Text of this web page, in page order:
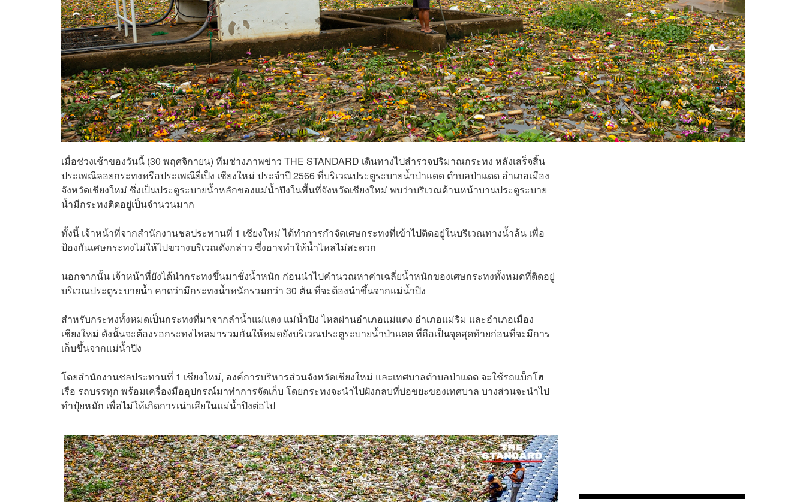
เมื่อช่วงเช้าของวันนี้ (30 พฤศจิกายน) ทีมช่างภาพข่าว THE STANDARD เดินทางไปสำรวจปริมาณกระทง หลังเสร็จสิ้น
ประเพณีลอยกระทงหรือประเพณียี่เป็ง เชียงใหม่ ประจำปี 2566 ที่บริเวณประตูระบายน้ำป่าแดด ตำบลป่าแดด อำเภอเมือง
จังหวัดเชียงใหม่ ซึ่งเป็นประตูระบายน้ำหลักของแม่น้ำปิงในพื้นที่จังหวัดเชียงใหม่ พบว่าบริเวณด้านหน้าบานประตูระบาย
น้ำมีกระทงติดอยู่เป็นจำนวนมาก
ทั้งนี้ เจ้าหน้าที่จากสำนักงานชลประทานที่ 1 เชียงใหม่ ได้ทำการกำจัดเศษกระทงที่เข้าไปติดอยู่ในบริเวณทางน้ำล้น เพื่อ
ป้องกันเศษกระทงไม่ให้ไปขวางบริเวณดังกล่าว ซึ่งอาจทำให้น้ำไหลไม่สะดวก
นอกจากนั้น เจ้าหน้าที่ยังได้นำกระทงขึ้นมาชั่งน้ำหนัก ก่อนนำไปคำนวณหาค่าเฉลี่ยน้ำหนักของเศษกระทงทั้งหมดที่ติดอยู่
บริเวณประตูระบายน้ำ คาดว่ามีกระทงน้ำหนักรวมกว่า 30 ตัน ที่จะต้องนำขึ้นจากแม่น้ำปิง
สำหรับกระทงทั้งหมดเป็นกระทงที่มาจากลำน้ำแม่แตง แม่น้ำปิง ไหลผ่านอำเภอแม่แตง อำเภอแม่ริม และอำเภอเมือง
เชียงใหม่ ดังนั้นจะต้องรอกระทงไหลมารวมกันให้หมดยังบริเวณประตูระบายน้ำป่าแดด ที่ถือเป็นจุดสุดท้ายก่อนที่จะมีการ
เก็บขึ้นจากแม่น้ำปิง
โดยสำนักงานชลประทานที่ 1 เชียงใหม่, องค์การบริหารส่วนจังหวัดเชียงใหม่ และเทศบาลตำบลป่าแดด จะใช้รถแบ็กโฮ
เรือ รถบรรทุก พร้อมเครื่องมืออุปกรณ์มาทำการจัดเก็บ โดยกระทงจะนำไปฝังกลบที่บ่อขยะของเทศบาล บางส่วนจะนำไป
ทำปุ๋ยหมัก เพื่อไม่ให้เกิดการเน่าเสียในแม่น้ำปิงต่อไป